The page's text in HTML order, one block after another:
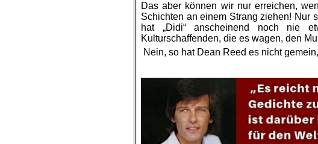
Das aber können wir nur erreichen,
Schichten an einem Strang ziehen! Nur
hat „Didi“ anscheinend noch nie
Kulturschaffenden, die es wagen, den
Nein, so hat Dean Reed es nicht